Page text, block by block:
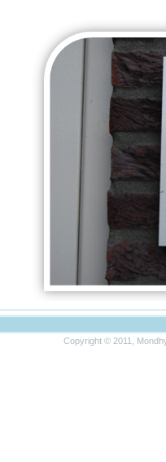
Copyright © 2011,